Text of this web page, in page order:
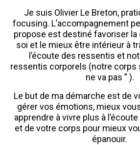
Je suis Olivier Le Breton,
focusing. L’accompagnement
propose est destiné favoriser la
soi et le mieux être intérieur à
l’écoute des ressentis et
ressentis corporels (notre corps
ne va pas ” ).
Le but de ma démarche est de
gérer vos émotions, mieux
apprendre à vivre plus à
et de votre corps pour mieux
épanouir.